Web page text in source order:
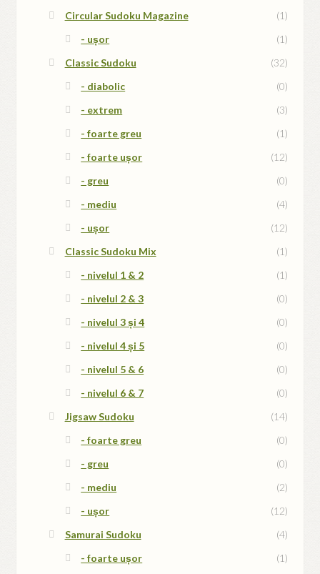
Circular Sudoku Magazine
(1)
- ușor
(1)
Classic Sudoku
(32)
- diabolic
(0)
- extrem
(3)
- foarte greu
(1)
- foarte ușor
(12)
- greu
(0)
- mediu
(4)
- ușor
(12)
Classic Sudoku Mix
(1)
- nivelul 1 & 2
(1)
- nivelul 2 & 3
(0)
- nivelul 3 și 4
(0)
- nivelul 4 și 5
(0)
- nivelul 5 & 6
(0)
- nivelul 6 & 7
(0)
Jigsaw Sudoku
(14)
- foarte greu
(0)
- greu
(0)
- mediu
(2)
- ușor
(12)
Samurai Sudoku
(4)
- foarte ușor
(1)